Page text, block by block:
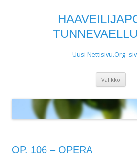
Uusi Nettisivu.Org -
Valikko
OP. 106 – OPERA